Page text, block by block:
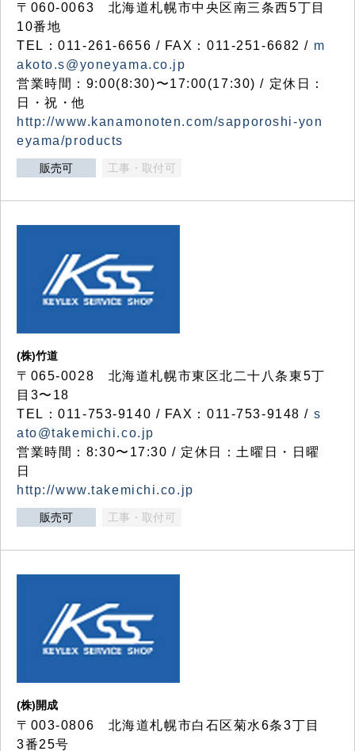
〒060-0063 北海道札幌市中央区南三条西5丁目
10番地
TEL：011-261-6656 / FAX：011-251-6682 / m
akoto.s@yoneyama.co.jp
営業時間：9:00(8:30)〜17:00(17:30) / 定休日：
日・祝・他
http://www.kanamonoten.com/sapporoshi-yon
eyama/products
販売可 工事・取付可
(株)竹道
〒065-0028 北海道札幌市東区北二十八条東5丁
目3〜18
TEL：011-753-9140 / FAX：011-753-9148 / s
ato@takemichi.co.jp
営業時間：8:30〜17:30 / 定休日：土曜日・日曜
日
http://www.takemichi.co.jp
販売可 工事・取付可
(株)開成
〒003-0806 北海道札幌市白石区菊水6条3丁目
3番25号